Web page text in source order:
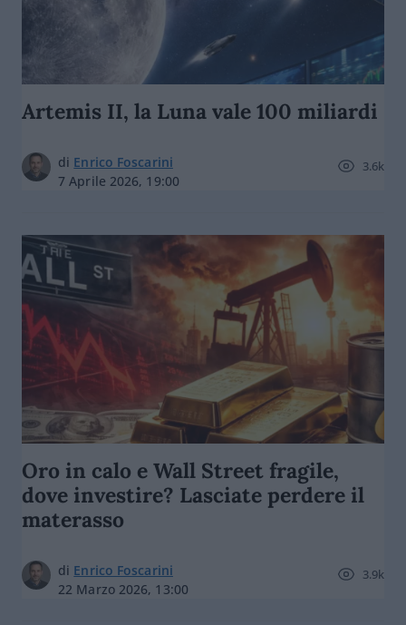
Artemis II, la Luna vale 100 miliardi
di Enrico Foscarini
7 Aprile 2026, 19:00
3.6k
Oro in calo e Wall Street fragile,
dove investire? Lasciate perdere il
materasso
di Enrico Foscarini
22 Marzo 2026, 13:00
3.9k